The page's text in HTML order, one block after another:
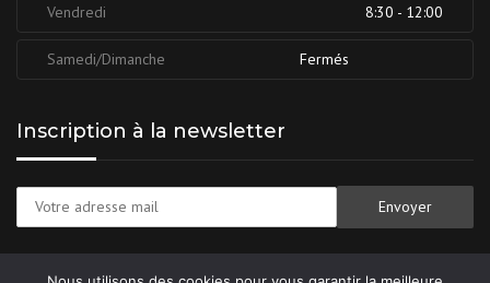
Vendredi 8:30 - 12:00
Samedi/Dimanche Fermés
Inscription à la newsletter